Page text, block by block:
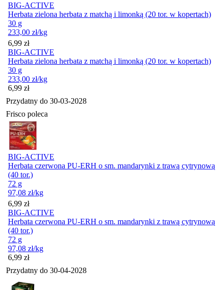
BIG-ACTIVE
Herbata zielona herbata z matchą i limonką (20 tor. w kopertach)
30 g
233,00 zł/kg
Cena
6,99 zł
BIG-ACTIVE
Herbata zielona herbata z matchą i limonką (20 tor. w kopertach)
30 g
233,00 zł/kg
Cena
6,99 zł
Przydatny do 30-03-2028
Frisco poleca
BIG-ACTIVE
Herbata czerwona PU-ERH o sm. mandarynki z trawą cytrynową
(40 tor.)
72 g
97,08 zł/kg
Cena
6,99 zł
BIG-ACTIVE
Herbata czerwona PU-ERH o sm. mandarynki z trawą cytrynową
(40 tor.)
72 g
97,08 zł/kg
Cena
6,99 zł
Przydatny do 30-04-2028